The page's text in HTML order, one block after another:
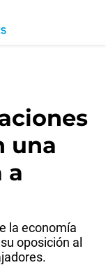
una
a
la economía
oposición al